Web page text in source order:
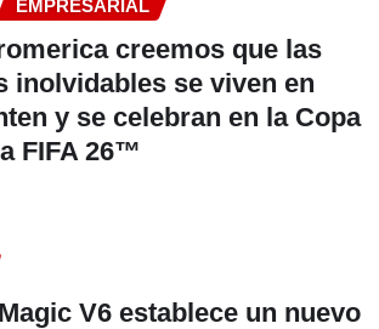
EMPRESARIAL
creemos que las
inolvidables se viven en
y se celebran en la Copa
FIFA 26™
V6 establece un nuevo